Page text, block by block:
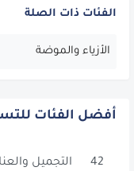
الفئات ذات الصلة
الأزياء والموضة
أفضل الفئات
التجميل 42